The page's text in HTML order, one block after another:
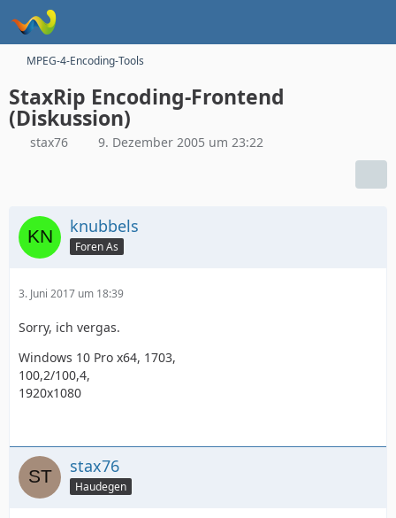
MPEG-4-Encoding-Tools
StaxRip Encoding-Frontend
(Diskussion)
stax76 9. Dezember 2005 um 23:22
knubbels
Foren As
3. Juni 2017 um 18:39
Sorry, ich vergas.
Windows 10 Pro x64, 1703,
100,2/100,4,
1920x1080
stax76
Haudegen